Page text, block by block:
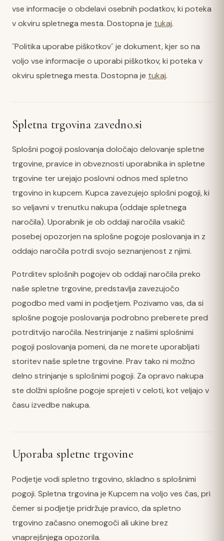
vse informacije o obdelavi osebnih podatkov, ki poteka
v okviru spletnega mesta. Dostopna je tukaj.
˝Politika uporabe piškotkov˝ je dokument, kjer so na
voljo vse informacije o uporabi piškotkov, ki poteka v
okviru spletnega mesta. Dostopna je tukaj.
Spletna trgovina zavedno.si
Splošni pogoji poslovanja določajo delovanje spletne
trgovine, pravice in obveznosti uporabnika in spletne
trgovine ter urejajo poslovni odnos med spletno
trgovino in kupcem. Kupca zavezujejo splošni pogoji, ki
so veljavni v trenutku nakupa (oddaje spletnega
naročila). Uporabnik je ob oddaji naročila vsakič
posebej opozorjen na splošne pogoje poslovanja in z
oddajo naročila potrdi svojo seznanjenost z njimi.
Potrditev splošnih pogojev ob oddaji naročila preko
naše spletne trgovine, predstavlja zavezujočo
pogodbo med vami in podjetjem. Pozivamo vas, da si
splošne pogoje poslovanja podrobno preberete pred
potrditvijo naročila. Nestrinjanje z našimi splošnimi
pogoji poslovanja pomeni, da ne morete uporabljati
storitev naše spletne trgovine. Prav tako ni možno
delno strinjanje s splošnimi pogoji. Za opravo nakupa
ste dolžni splošne pogoje sprejeti v celoti, kot veljajo v
času izvedbe nakupa.
Uporaba spletne trgovine
Podjetje vodi spletno trgovino, skladno s splošnimi
pogoji. Spletna trgovina je Kupcem na voljo ves čas, pri
čemer si podjetje pridržuje pravico, da spletno
trgovino začasno onemogoči ali ukine brez
vnaprejšnjega opozorila.